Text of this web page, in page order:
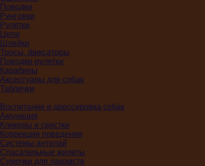
Поводки
Ринговки
Рулетки
Цепи
Шлейки
Тросы, фиксаторы
Поводки-рулетки
Карабины
Аксессуары для собак
Таблички
Воспитание и дрессировка собак
Амуниция
Кликеры и свистки
Коррекция поведения
Системы антилай
Спасательные жилеты
Сумочки для лакомств